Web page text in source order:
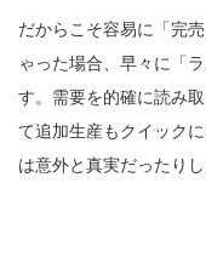
だからこそ容易に「完
ゃった場合、早々に「
す。需要を的確に読み
て追加生産もクイック
は意外と真実だったりし